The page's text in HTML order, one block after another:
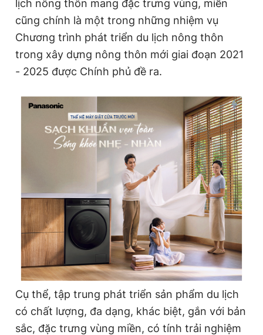
lịch nông thôn mang đặc trưng vùng, miền
cũng chính là một trong những nhiệm vụ
Chương trình phát triển du lịch nông thôn
trong xây dựng nông thôn mới giai đoạn 2021
- 2025 được Chính phủ đề ra.
Cụ thể, tập trung phát triển sản phẩm du lịch
có chất lượng, đa dạng, khác biệt, gắn với bản
sắc, đặc trưng vùng miền, có tính trải nghiệm